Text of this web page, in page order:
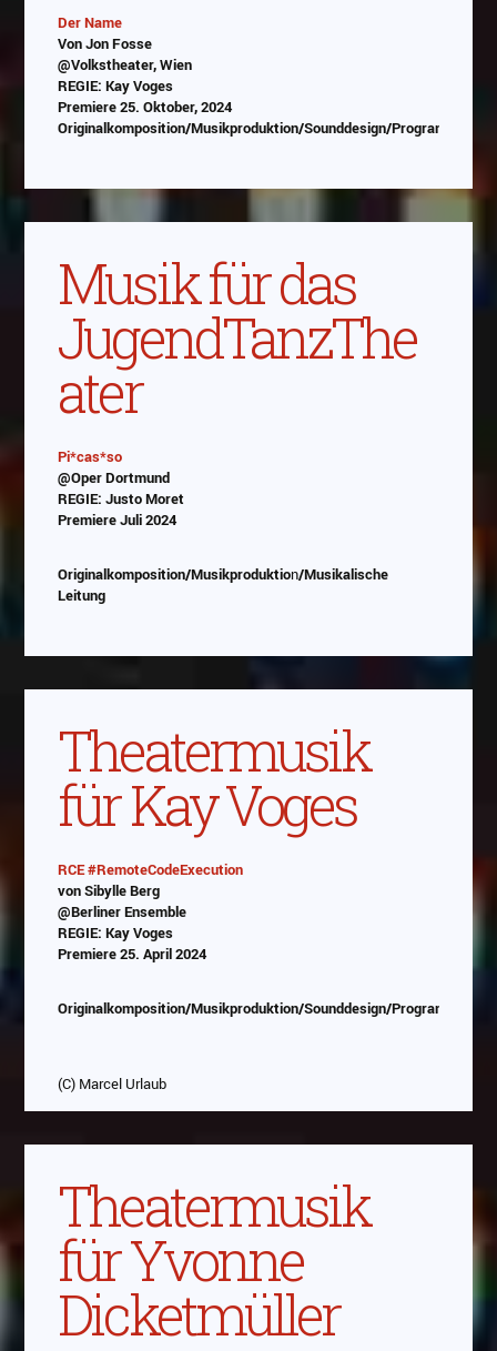
Abspielen
Das Video wird von Youtube eingebettet
abespielt. Es gilt dieDatenschutzerklärung von
Der Name
Von Jon Fosse
@Volkstheater, Wien
REGIE: Kay Voges
Premiere 25. Oktober, 2024
Originalkomposition/Musikproduktion/Sounddesign/
Musik für das
JugendTanzThe
ater
Abspielen
Das Video wird von Youtube eingebettet
Google
Pi*cas*so
@Oper Dortmund
REGIE: Justo Moret
Premiere Juli 2024
Originalkomposition/Musikproduktion/Musikalische
Leitung
Theatermusik
für Kay Voges
Abspielen
Das Video wird von Youtube eingebettet
abespielt. Es gilt die
RCE #RemoteCodeExecution
von Sibylle Berg
@Berliner Ensemble
REGIE: Kay Voges
Premiere 25. April 2024
Originalkomposition/Musikproduktion/Sounddesign/
(C) Marcel Urlaub
Theatermusik
für Yvonne
Dicketmüller